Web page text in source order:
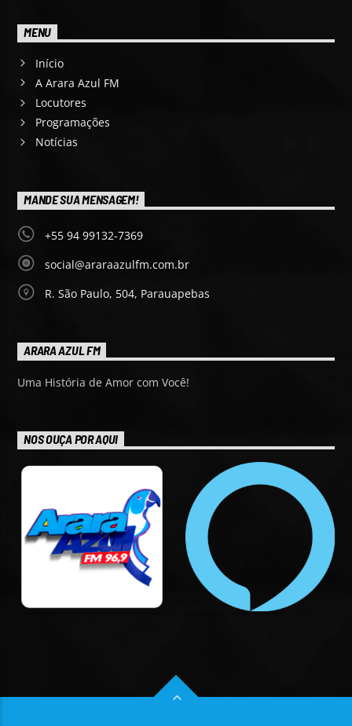
MENU
Início
A Arara Azul FM
Locutores
Programações
Notícias
MANDE SUA MENSAGEM!
+55 94 99132-7369
social@araraazulfm.com.br
R. São Paulo, 504, Parauapebas
ARARA AZUL FM
Uma História de Amor com Você!
NOS OUÇA POR AQUI